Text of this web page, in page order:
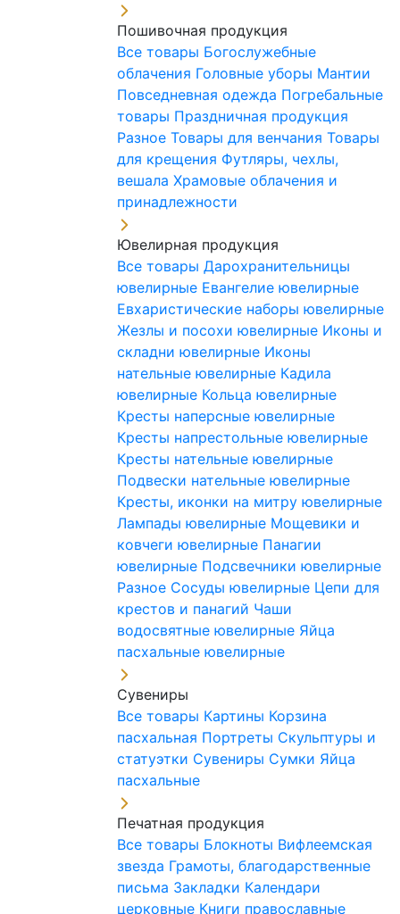
Пошивочная продукция
Все товары Богослужебные
облачения Головные уборы Мантии
Повседневная одежда Погребальные
товары Праздничная продукция
Разное Товары для венчания Товары
для крещения Футляры, чехлы,
вешала Храмовые облачения и
принадлежности
Ювелирная продукция
Все товары Дарохранительницы
ювелирные Евангелие ювелирные
Евхаристические наборы ювелирные
Жезлы и посохи ювелирные Иконы и
складни ювелирные Иконы
нательные ювелирные Кадила
ювелирные Кольца ювелирные
Кресты наперсные ювелирные
Кресты напрестольные ювелирные
Кресты нательные ювелирные
Подвески нательные ювелирные
Кресты, иконки на митру ювелирные
Лампады ювелирные Мощевики и
ковчеги ювелирные Панагии
ювелирные Подсвечники ювелирные
Разное Сосуды ювелирные Цепи для
крестов и панагий Чаши
водосвятные ювелирные Яйца
пасхальные ювелирные
Сувениры
Все товары Картины Корзина
пасхальная Портреты Скульптуры и
статуэтки Сувениры Сумки Яйца
пасхальные
Печатная продукция
Все товары Блокноты Вифлеемская
звезда Грамоты, благодарственные
письма Закладки Календари
церковные Книги православные